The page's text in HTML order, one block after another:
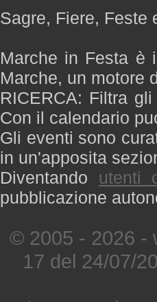
Sagre, Fiere, Feste
Marche in Festa è
Marche, un motore
RICERCA: Filtra
Con il calendario
Gli eventi sono
in un'apposita
Diventando utenti
pubblicazione
© 2005 - 2026 -
17 del 24/07/